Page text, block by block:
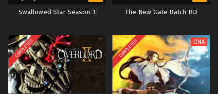
Swallowed Star Season 3 The New Gate Batch BD
COMPLETED COMPLETED ONA